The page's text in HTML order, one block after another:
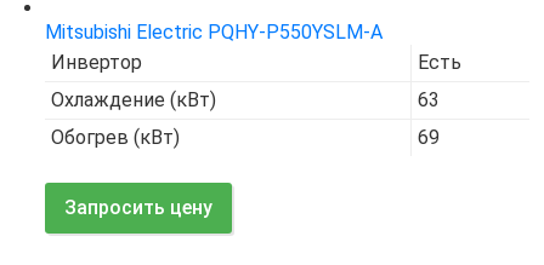
Mitsubishi Electric PQHY-P550YSLM-A
Инвертор
Есть
Охлаждение (кВт)
63
Обогрев (кВт)
69
Запросить цену